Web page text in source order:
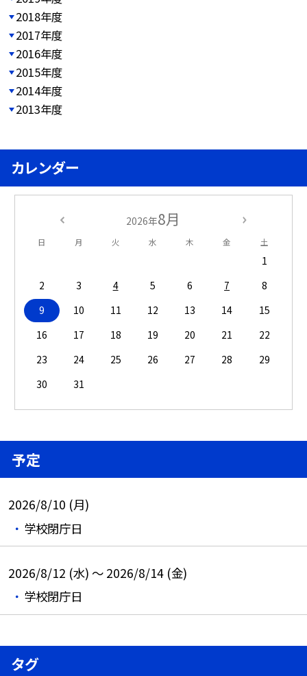
2018年度
2017年度
2016年度
2015年度
2014年度
2013年度
カレンダー
2026年8月
日 月 火 水 木 金 土
1
2
3 4 5 6 7
8
9
10 11 12 13 14
15
16
17 18 19 20 21
22
23
24 25 26 27 28
29
30
31
予定
2026/8/10 (月)
学校閉庁日
2026/8/12 (水) ～ 2026/8/14 (金)
学校閉庁日
タグ